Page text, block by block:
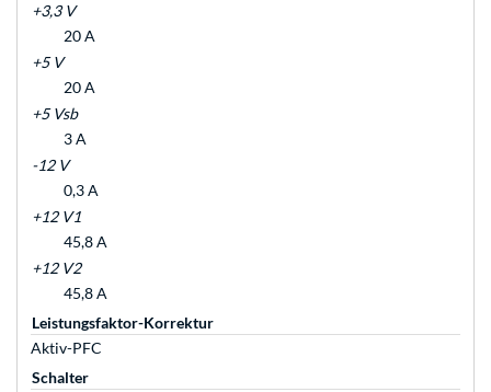
+3,3 V
20 A
+5 V
20 A
+5 Vsb
3 A
-12 V
0,3 A
+12 V1
45,8 A
+12 V2
45,8 A
Leistungsfaktor-Korrektur
Aktiv-PFC
Schalter